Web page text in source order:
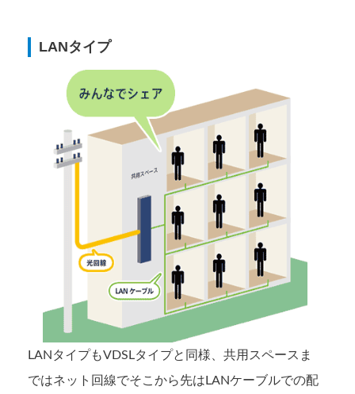
LANタイプ
LANタイプもVDSLタイプと同様、共用スペースま
ではネット回線でそこから先はLANケーブルでの配